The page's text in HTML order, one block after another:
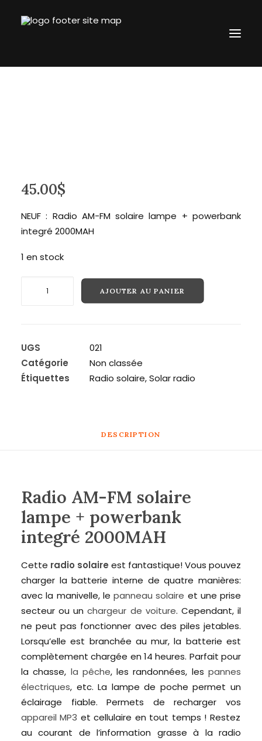
revtronik@protonmail.com
514.434.8777
Connection
Recherche
45.00$
NEUF : Radio AM-FM solaire lampe + powerbank
integré 2000MAH
1 en stock
FM
solaire
lampe
AJOUTER AU PANIER
UGS
021
Catégorie
Non classée
Étiquettes
Radio solaire,Solar radio
DESCRIPTION
Radio AM-FM solaire
lampe + powerbank
integré 2000MAH
Cette radio solaire est fantastique! Vous pouvez
charger la batterie interne de quatre manières:
avec la manivelle, le panneau solaire et une prise
secteur ou unchargeur de voiture. Cependant, il
ne peut pas fonctionner avec des piles jetables.
Lorsqu’elle est branchée au mur, la batterie est
complètement chargée en 14 heures. Parfait pour
la chasse, la pêche, les randonnées, lespannes
électriques, etc. La lampe de poche permet un
éclairage fiable. Permets de recharger vos
appareil MP3 et cellulaire en tout temps ! Restez
au courant de l’information grasse à la radio